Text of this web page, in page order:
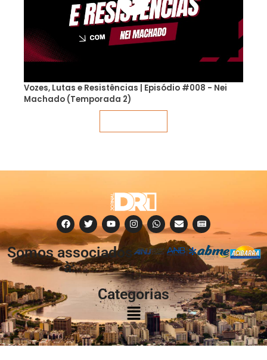
Vozes, Lutas e Resistências | Episódio #008 - Nei
Machado (Temporada 2)
Somos associados
à:
Categorias